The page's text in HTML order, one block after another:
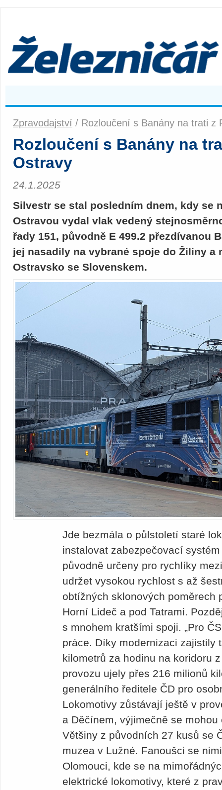
Zpravodajství / Rozloučení s Banány na trati z
Rozloučení s Banány na
Ostravy
24.1.2025
Silvestr se stal posledním dnem, kdy se
Ostravou vydal vlak vedený
řady 151, původně E 499.2 přezdívanou
jej nasadily na vybrané spoje do Žiliny a
Ostravsko se Slovenskem.
Jde bezmála o půlstoletí staré
instalovat zabezpečovací
původně určeny pro rychlíky
udržet vysokou rychlost s až
obtížných sklonových poměrech
Horní Lideč a pod Tatrami.
s mnohem kratšími spoji. „Pro
práce. Díky modernizaci zajistily
kilometrů za hodinu na koridoru
provozu ujely přes 216 milionů
generálního ředitele ČD pro
Lokomotivy zůstávají ještě v
a Děčínem, výjimečně se
Většiny z původních 27 kusů se
muzea v Lužné. Fanoušci se
Olomouci, kde se na
elektrické lokomotivy, které z